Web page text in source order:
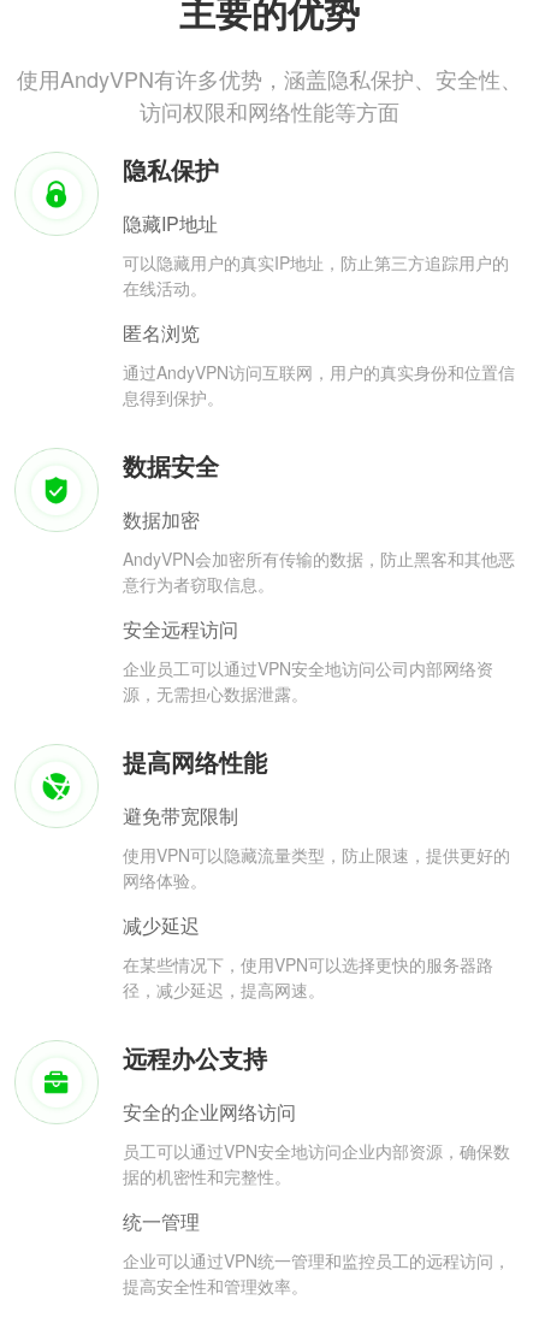
主要的优势
使用AndyVPN有许多优势，涵盖隐私保护、安全性、
访问权限和网络性能等方面
隐私保护
隐藏IP地址
可以隐藏用户的真实IP地址，防止第三方追踪用户的
在线活动。
匿名浏览
通过AndyVPN访问互联网，用户的真实身份和位置信
息得到保护。
数据安全
数据加密
AndyVPN会加密所有传输的数据，防止黑客和其他恶
意行为者窃取信息。
安全远程访问
企业员工可以通过VPN安全地访问公司内部网络资
源，无需担心数据泄露。
提高网络性能
避免带宽限制
使用VPN可以隐藏流量类型，防止限速，提供更好的
网络体验。
减少延迟
在某些情况下，使用VPN可以选择更快的服务器路
径，减少延迟，提高网速。
远程办公支持
安全的企业网络访问
员工可以通过VPN安全地访问企业内部资源，确保数
据的机密性和完整性。
统一管理
企业可以通过VPN统一管理和监控员工的远程访问，
提高安全性和管理效率。